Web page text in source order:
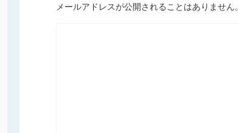
メールアドレスが公開されることはありません。